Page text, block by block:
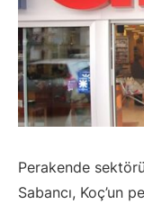
Perakende
Sabancı, Koç’un